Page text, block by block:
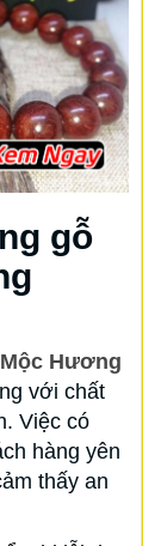
gỗ
Mộc Hương
với chất
Việc có
hàng yên
thấy an